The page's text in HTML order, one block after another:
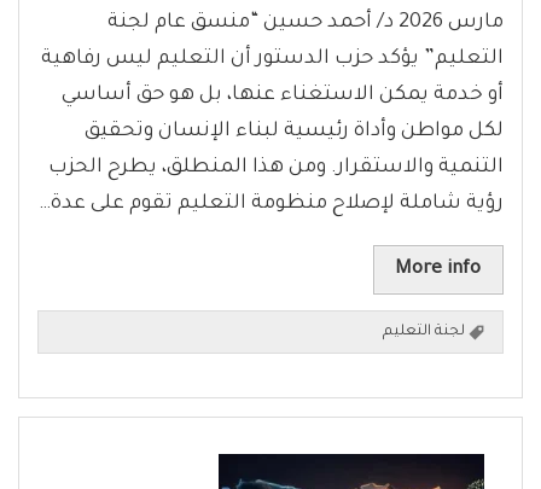
مارس 2026 د/ أحمد حسين “منسق عام لجنة
التعليم” يؤكد حزب الدستور أن التعليم ليس رفاهية
أو خدمة يمكن الاستغناء عنها، بل هو حق أساسي
لكل مواطن وأداة رئيسية لبناء الإنسان وتحقيق
التنمية والاستقرار. ومن هذا المنطلق، يطرح الحزب
رؤية شاملة لإصلاح منظومة التعليم تقوم على عدة…
More info
لجنة التعليم